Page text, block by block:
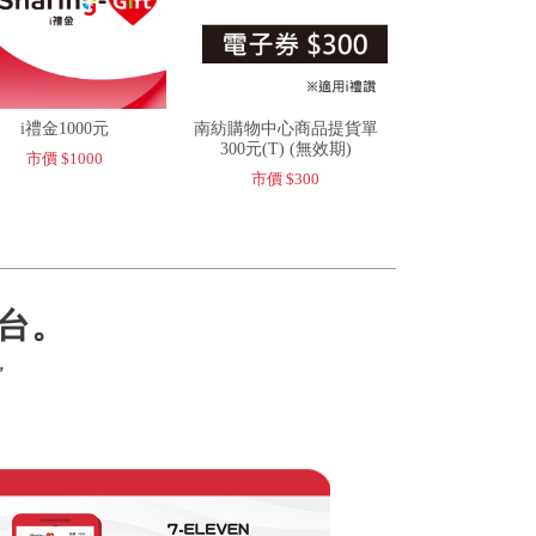
i禮金1000元
市價 $1000
南紡購物中心商品提貨單
300元(T) (無效期)
市價 $300
。